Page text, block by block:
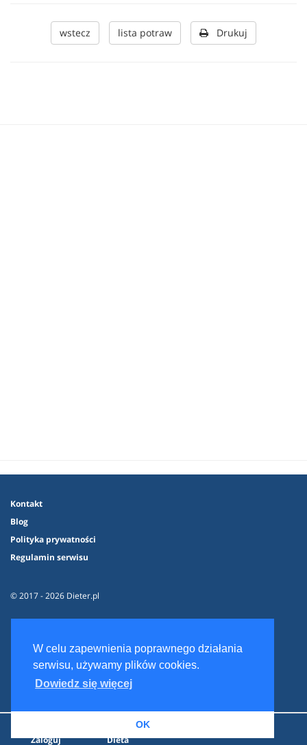
W celu zapewnienia poprawnego działania
serwisu, używamy plików cookies.
Dowiedz się więcej
OK
wstecz lista potraw Drukuj
Kontakt
Blog
Polityka prywatności
Regulamin serwisu
© 2017 - 2026 Dieter.pl
Zaloguj Dieta